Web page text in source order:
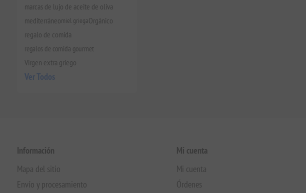
marcas de lujo de aceite de oliva
mediterráneomiel griegaOrgánico
regalo de comida
regalos de comida gourmet
Virgen extra griego
Ver Todos
Información
Mapa del sitio
Envío y procesamiento
Mi cuenta
Mi cuenta
Órdenes